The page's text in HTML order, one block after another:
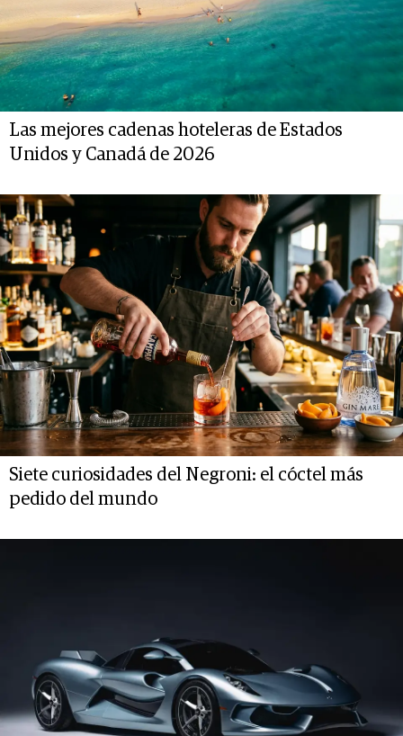
Las mejores cadenas hoteleras de Estados
Unidos y Canadá de 2026
Siete curiosidades del Negroni: el cóctel más
pedido del mundo